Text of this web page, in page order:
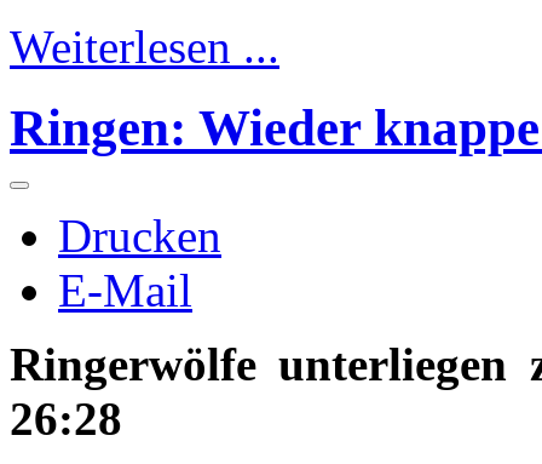
Weiterlesen ...
Ringen: Wieder
Drucken
E-Mail
Ringerwölfe
26:28